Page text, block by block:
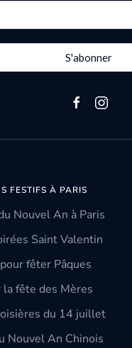
S'abonner
FESTIFS À PARIS
Nouvel An à Paris
Saint Valentin
fêter Pâques
la fête des Mères
du 14 juillet
Nouvel An Chinois